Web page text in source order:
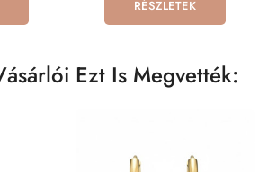
RÉSZLETEK
Ezt Is Megvették: